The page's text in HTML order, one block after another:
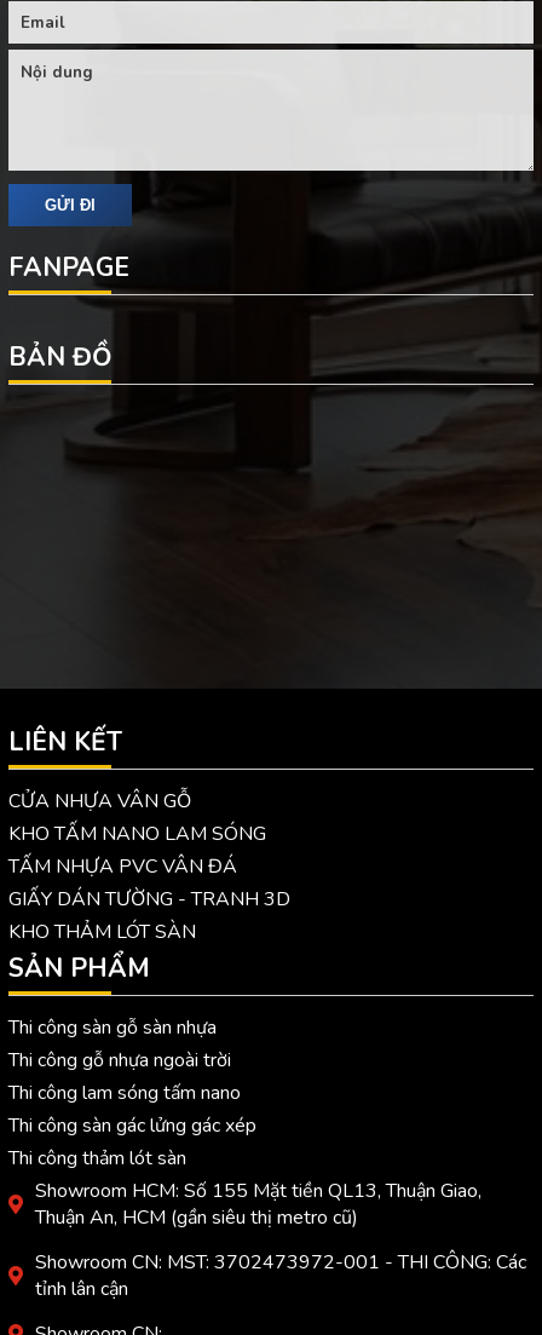
FANPAGE
BẢN ĐỒ
LIÊN KẾT
CỬA NHỰA VÂN GỖ
KHO TẤM NANO LAM SÓNG
TẤM NHỰA PVC VÂN ĐÁ
GIẤY DÁN TƯỜNG - TRANH 3D
KHO THẢM LÓT SÀN
SẢN PHẨM
Thi công sàn gỗ sàn nhựa
Thi công gỗ nhựa ngoài trời
Thi công lam sóng tấm nano
Thi công sàn gác lửng gác xép
Thi công thảm lót sàn
Showroom HCM: Số 155 Mặt tiền QL13, Thuận Giao,
Thuận An, HCM (gần siêu thị metro cũ)
Showroom CN: MST: 3702473972-001 - THI CÔNG: Các
tỉnh lân cận